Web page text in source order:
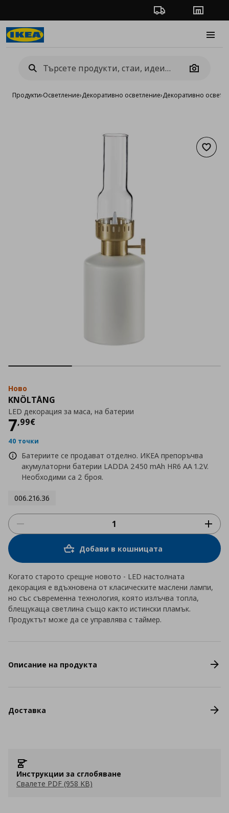
Проследяване на
Camera
Продукти›Осветление›Декоративно осветление›Декоративно
Ново
KNÖLTÅNG
LED декорация за маса, на батерии
7,99€
Цена
40 точки
Батериите се продават отделно. ИКЕА препоръчва
акумулаторни батерии LADDA 2450 mAh HR6 AA 1.2V.
Необходими са 2 броя.
006.216.36
Добави в кошницата
Когато старото срещне новото - LED настолната
декорация е вдъхновена от класическите маслени лампи,
но със съвременна технология, която излъчва топла,
блещукаща светлина също както истински пламък.
Продуктът може да се управлява с таймер.
Описание на продукта
Доставка
Инструкции за сглобяване
Свалете PDF (958 KB)